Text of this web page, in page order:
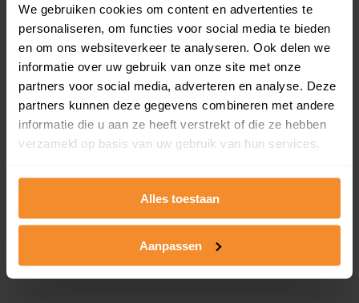
We gebruiken cookies om content en advertenties te
personaliseren, om functies voor social media te bieden
en om ons websiteverkeer te analyseren. Ook delen we
informatie over uw gebruik van onze site met onze
partners voor social media, adverteren en analyse. Deze
partners kunnen deze gegevens combineren met andere
informatie die u aan ze heeft verstrekt of die ze hebben
verzameld op basis van uw gebruik van hun services.
Alles toestaan
Aanpassen
T/m 1945
30%
2008 of later
7%